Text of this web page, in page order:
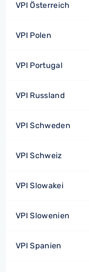
VPI Österreich
VPI Polen
VPI Portugal
VPI Russland
VPI Schweden
VPI Schweiz
VPI Slowakei
VPI Slowenien
VPI Spanien